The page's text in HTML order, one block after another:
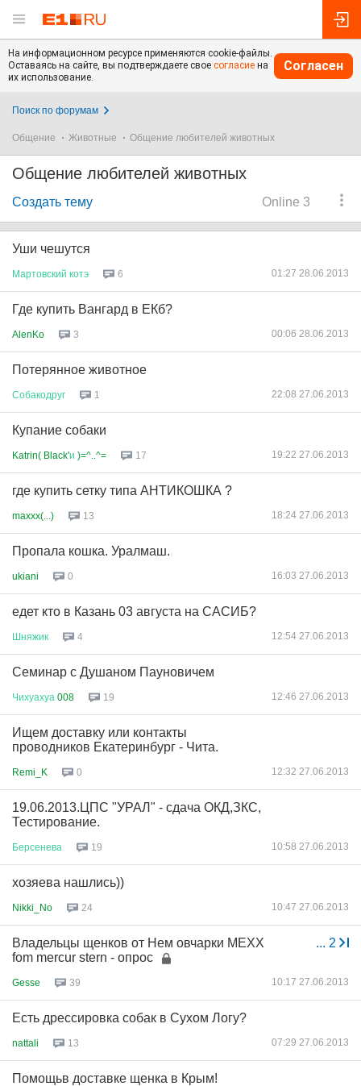
На информационном ресурсе применяются cookie-файлы.
Оставаясь на сайте, вы подтверждаете свое согласие на
их использование.
Согласен
Поиск по форумам
Общение Животные Общение любителей животных
Общение любителей животных
Online 3
Создать тему
Уши чешутся
Мартовский котэ 6 01:27 28.06.2013
Где купить Вангард в ЕКб?
AlenKo 3 00:06 28.06.2013
Потерянное животное
Собакодруг 1 22:08 27.06.2013
Купание собаки
Katrin( Black'и )=^..^= 17 19:22 27.06.2013
где купить сетку типа АНТИКОШКА ?
maxxx(...) 13 18:24 27.06.2013
Пропала кошка. Уралмаш.
ukiani 0 16:03 27.06.2013
едет кто в Казань 03 августа на САСИБ?
Шняжик 4 12:54 27.06.2013
Семинар с Душаном Пауновичем
Чихуахуа 008 19 12:46 27.06.2013
Ищем доставку или контакты
проводников Екатеринбург - Чита.
Remi_K 0 12:32 27.06.2013
19.06.2013.ЦПС "УРАЛ" - сдача ОКД,ЗКС,
Тестирование.
Берсенева 19 10:58 27.06.2013
хозяева нашлись))
Nikki_No 24 10:47 27.06.2013
... 2
Владельцы щенков от Нем овчарки MEXX
fom mercur stern - опрос
Gesse 39 10:17 27.06.2013
Есть дрессировка собак в Сухом Логу?
nattali 13 07:29 27.06.2013
Помощьв доставке щенка в Крым!